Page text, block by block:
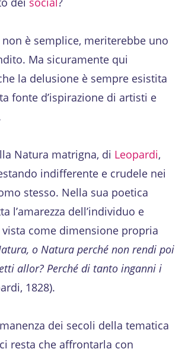
è semplice, meriterebbe uno
Ma sicuramente qui
la delusione è sempre esistita
fonte d’ispirazione di artisti e
Natura matrigna, di Leopardi,
indifferente e crudele nei
stesso. Nella sua poetica
l’amarezza dell’individuo e
vista come dimensione propria
o Natura perché non rendi poi
allor? Perché di tanto inganni i
1828).
dei secoli della tematica
resta che affrontarla con